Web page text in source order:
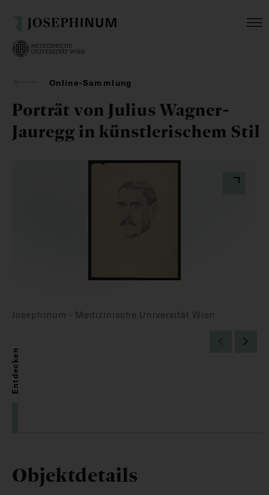
Online-Sammlung
Porträt von Julius Wagner-
Jauregg in künstlerischem Stil
Josephinum - Medizinische Universität Wien
Entdecken
Objektdetails